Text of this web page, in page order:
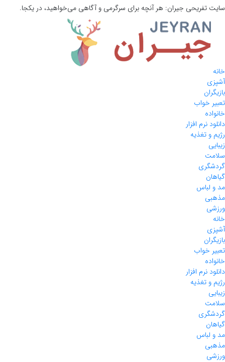
سایت تفریحی جیران: هر آنچه برای سرگرمی و آگاهی می‌خواهید، در یکجا.
خانه
آشپزی
بازیگران
تعبیر خواب
خانواده
دانلود نرم افزار
رژیم و تغذیه
زیبایی
سلامت
گردشگری
گیاهان
مد و لباس
مذهبی
ورزشی
خانه
آشپزی
بازیگران
تعبیر خواب
خانواده
دانلود نرم افزار
رژیم و تغذیه
زیبایی
سلامت
گردشگری
گیاهان
مد و لباس
مذهبی
ورزشی